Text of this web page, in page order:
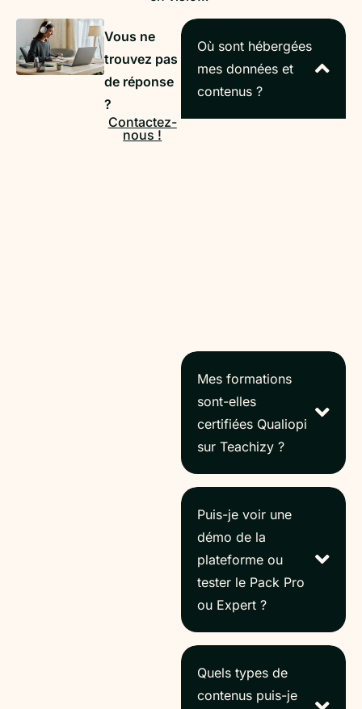
Vous ne
trouvez pas
de réponse
?
Contactez-
nous !
Où sont hébergées
mes données et
contenus ?
Mes formations
sont-elles
certifiées Qualiopi
sur Teachizy ?
Puis-je voir une
démo de la
plateforme ou
tester le Pack Pro
ou Expert ?
Quels types de
contenus puis-je